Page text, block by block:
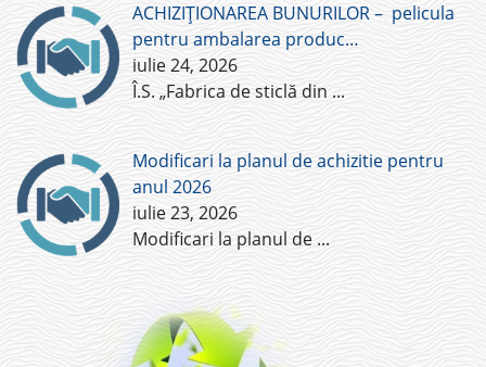
ACHIZIȚIONAREA BUNURILOR – pelicula
pentru ambalarea produc…
iulie 24, 2026
Î.S. „Fabrica de sticlă din ...
Modificari la planul de achizitie pentru
anul 2026
iulie 23, 2026
Modificari la planul de ...